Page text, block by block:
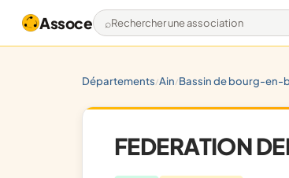
Assoce Rechercher une association
départements/ ain/ bassin de bourg-en-
FEDERATION